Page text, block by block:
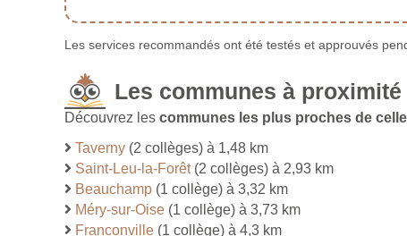
Les services recommandés ont été testés et approuvés
Les communes à
Découvrez les communes les plus proches de
Taverny (2 collèges) à 1,48 km
Saint-Leu-la-Forêt(2 collèges) à 2,93 km
Beauchamp (1 collège) à 3,32 km
Méry-sur-Oise (1 collège) à 3,73 km
Franconville (1 collège) à 4,3 km